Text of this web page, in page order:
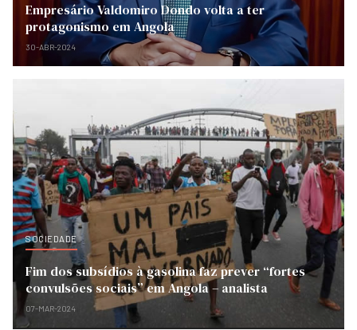
Empresário Valdomiro Dondo volta a ter
protagonismo em Angola
30-ABR-2024
SOCIEDADE
Fim dos subsídios à gasolina faz prever “fortes
convulsões sociais” em Angola – analista
07-MAR-2024